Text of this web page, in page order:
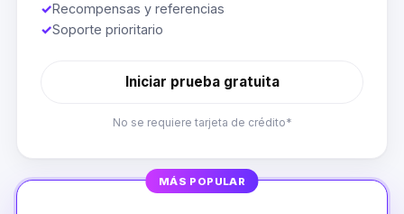
✓Recompensas y referencias
✓Soporte prioritario
Iniciar prueba gratuita
No se requiere tarjeta de crédito*
MÁS POPULAR